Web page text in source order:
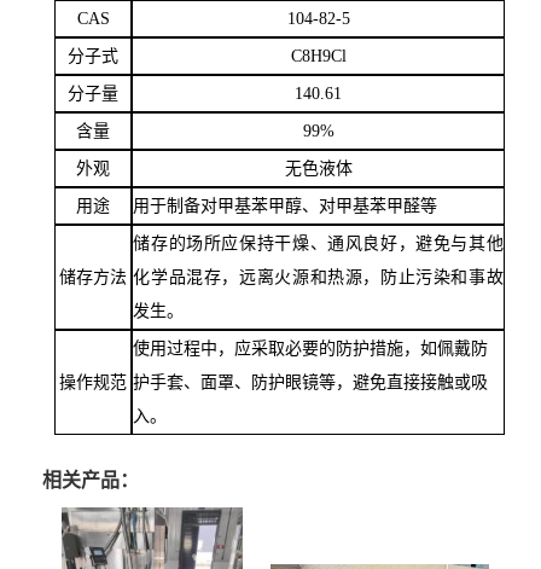
CAS 104-82-5
分子式 C8H9Cl
分子量 140.61
含量 99%
外观 无色液体
用途 用于制备对甲基苯甲醇、对甲基苯甲醛等
储存方法
储存的场所应保持干燥、通风良好，避免与其他
化学品混存，远离火源和热源，防止污染和事故
发生。
操作规范
使用过程中，应采取必要的防护措施，如佩戴防
护手套、面罩、防护眼镜等，避免直接接触或吸
入。
相关产品：